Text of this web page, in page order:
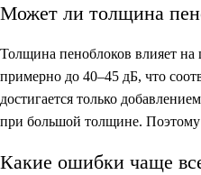
Может ли толщина
Толщина пеноблоков влияет
примерно до 40–45 дБ, что
достигается только
при большой толщине. Поэтому
Какие ошибки чаще